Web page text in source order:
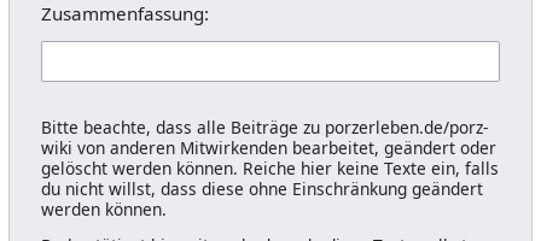
Zusammenfassung:
Bitte beachte, dass alle Beiträge zu porzerleben.de/porz-
wiki von anderen Mitwirkenden bearbeitet, geändert oder
gelöscht werden können. Reiche hier keine Texte ein, falls
du nicht willst, dass diese ohne Einschränkung geändert
werden können.